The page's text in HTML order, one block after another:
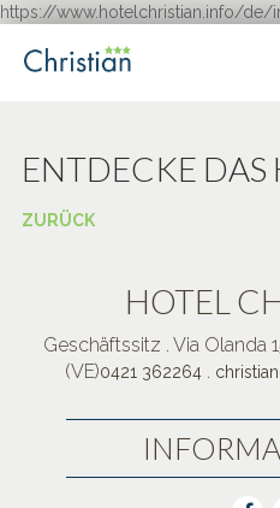
https://www.hotelchristian.info/de/
ENTDECKE DAS
ZURÜCK
HOTEL
Geschäftssitz . Via Olanda
(VE)0421 362264.